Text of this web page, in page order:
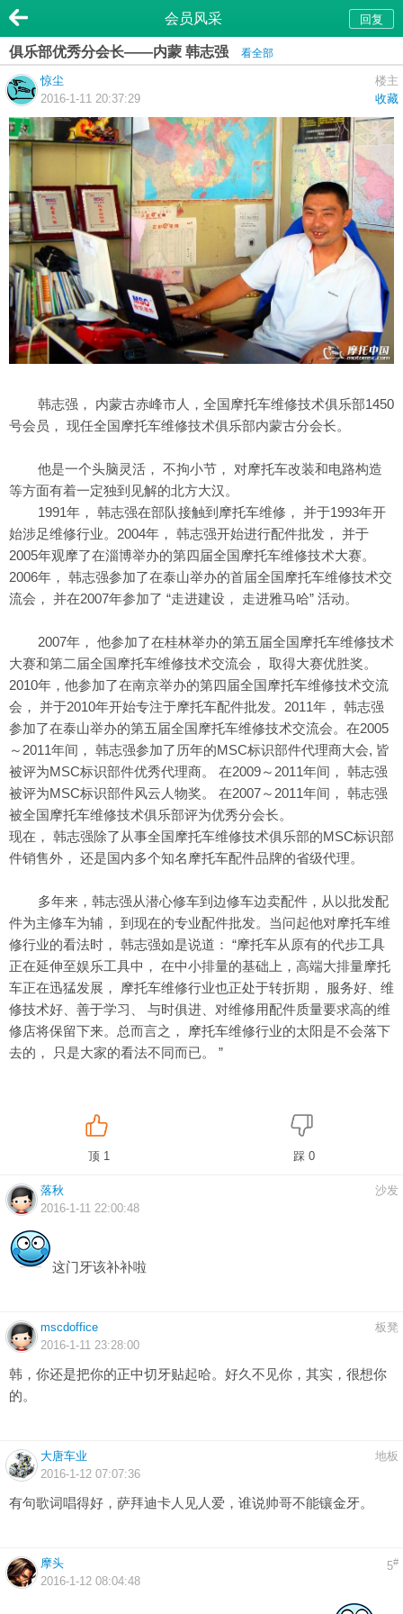
回复
会员风采
俱乐部优秀分会长——内蒙 韩志强 看全部
楼主
惊尘
收藏
2016-1-11 20:37:29
韩志强， 内蒙古赤峰市人，全国摩托车维修技术俱乐部1450
号会员， 现任全国摩托车维修技术俱乐部内蒙古分会长。
他是一个头脑灵活， 不拘小节， 对摩托车改装和电路构造
等方面有着一定独到见解的北方大汉。
1991年， 韩志强在部队接触到摩托车维修， 并于1993年开
始涉足维修行业。2004年， 韩志强开始进行配件批发， 并于
2005年观摩了在淄博举办的第四届全国摩托车维修技术大赛。
2006年， 韩志强参加了在泰山举办的首届全国摩托车维修技术交
流会， 并在2007年参加了 “走进建设， 走进雅马哈” 活动。
2007年， 他参加了在桂林举办的第五届全国摩托车维修技术
大赛和第二届全国摩托车维修技术交流会， 取得大赛优胜奖。
2010年，他参加了在南京举办的第四届全国摩托车维修技术交流
会， 并于2010年开始专注于摩托车配件批发。2011年， 韩志强
参加了在泰山举办的第五届全国摩托车维修技术交流会。在2005
～2011年间， 韩志强参加了历年的MSC标识部件代理商大会, 皆
被评为MSC标识部件优秀代理商。 在2009～2011年间， 韩志强
被评为MSC标识部件风云人物奖。 在2007～2011年间， 韩志强
被全国摩托车维修技术俱乐部评为优秀分会长。
现在， 韩志强除了从事全国摩托车维修技术俱乐部的MSC标识部
件销售外， 还是国内多个知名摩托车配件品牌的省级代理。
多年来，韩志强从潜心修车到边修车边卖配件，从以批发配
件为主修车为辅， 到现在的专业配件批发。当问起他对摩托车维
修行业的看法时， 韩志强如是说道： “摩托车从原有的代步工具
正在延伸至娱乐工具中， 在中小排量的基础上，高端大排量摩托
车正在迅猛发展， 摩托车维修行业也正处于转折期， 服务好、维
修技术好、善于学习、 与时俱进、对维修用配件质量要求高的维
修店将保留下来。总而言之， 摩托车维修行业的太阳是不会落下
去的， 只是大家的看法不同而已。 ”
顶 1 踩 0
沙发
落秋
2016-1-11 22:00:48
这门牙该补补啦
板凳
mscdoffice
2016-1-11 23:28:00
韩，你还是把你的正中切牙贴起哈。好久不见你，其实，很想你
的。
地板
大唐车业
2016-1-12 07:07:36
有句歌词唱得好，萨拜迪卡人见人爱，谁说帅哥不能镶金牙。
5#
摩头
2016-1-12 08:04:48